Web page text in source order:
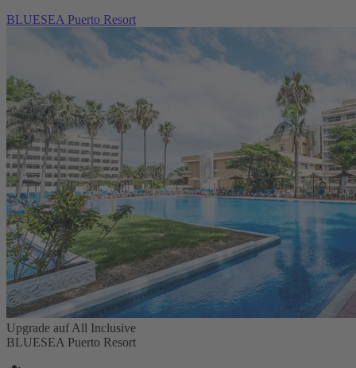
BLUESEA Puerto Resort
Upgrade auf All Inclusive
BLUESEA Puerto Resort